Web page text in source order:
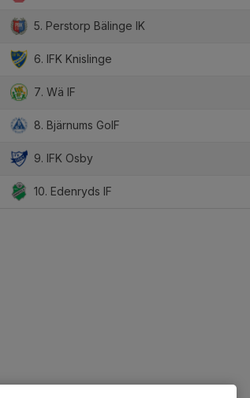
5. Perstorp Bälinge IK
6. IFK Knislinge
7. Wä IF
8. Bjärnums GoIF
9. IFK Osby
10. Edenryds IF